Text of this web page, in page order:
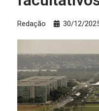
Redação 30/12/